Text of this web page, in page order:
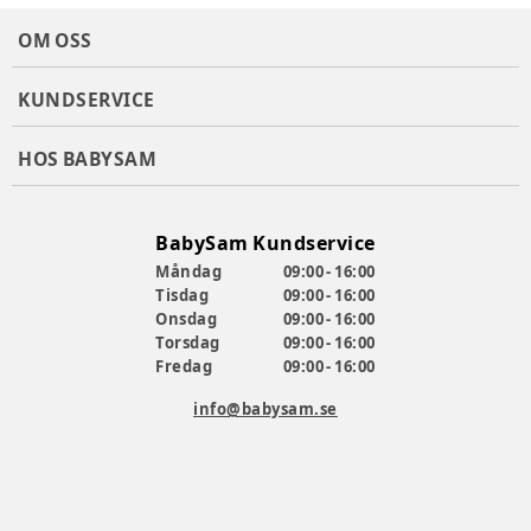
OM OSS
KUNDSERVICE
HOS BABYSAM
BabySam Kundservice
Måndag
09:00 - 16:00
Tisdag
09:00 - 16:00
Onsdag
09:00 - 16:00
Torsdag
09:00 - 16:00
Fredag
09:00 - 16:00
info@babysam.se